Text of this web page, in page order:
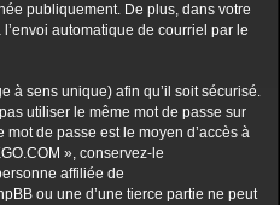
publiquement. De plus, dans votre
automatique de courriel par le
à sens unique) afin qu’il soit sécurisé.
utiliser le même mot de passe sur
de passe est le moyen d’accès à
», conservez-le
affiliée de
ou une d’une tierce partie ne peut